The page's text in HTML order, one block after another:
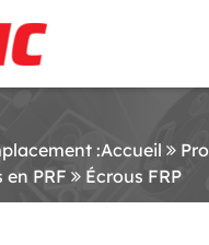
:Accueil
PRF
Écrous FRP